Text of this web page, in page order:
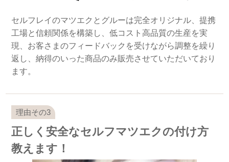
セルフレイのマツエクとグルーは完全オリジナル、提携
工場と信頼関係を構築し、低コスト高品質の生産を実
現、お客さまのフィードバックを受けながら調整を繰り
返し、納得のいった商品のみ販売させていただいており
ます。
正しく安全なセルフマツエクの付け方
教えます！